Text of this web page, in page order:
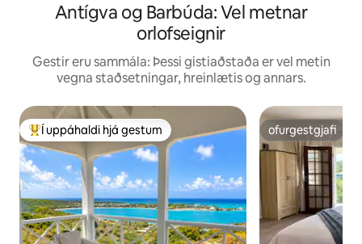
Antígva og Barbúda: Vel metnar
orlofseignir
Gestir eru sammála: Þessi gistiaðstaða er vel metin
vegna staðsetningar, hreinlætis og annars.
Í mestu uppáhaldi hjá gestum
Í uppáhaldi hjá gestum ofurgestgjafi
ofurgestgjafi